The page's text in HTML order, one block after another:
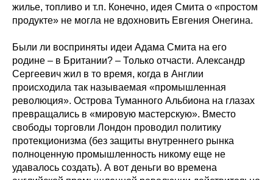
жилье, топливо и т.п. Конечно, идея Смита о «простом
продукте» не могла не вдохновить Евгения Онегина.
Были ли восприняты идеи Адама Смита на его
родине – в Британии? – Только отчасти. Александр
Сергеевич жил в то время, когда в Англии
происходила так называемая «промышленная
революция». Острова Туманного Альбиона на глазах
превращались в «мировую мастерскую». Вместо
свободы торговли Лондон проводил политику
протекционизма (без защиты внутреннего рынка
полноценную промышленность никому еще не
удавалось создать). А вот деньги во времена